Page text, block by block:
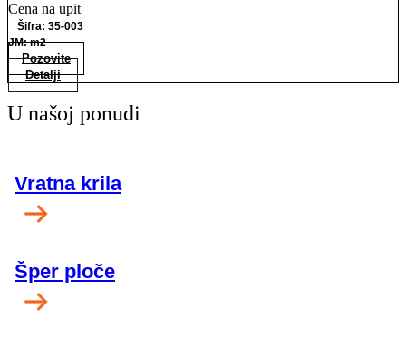
Cena na upit
Šifra: 35-003
JM: m2
Pozovite
Detalji
U našoj ponudi
Vratna krila
Šper ploče